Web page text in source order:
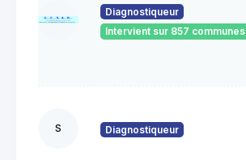
Diagnostiqueur
Intervient sur 857 communes
S Diagnostiqueur